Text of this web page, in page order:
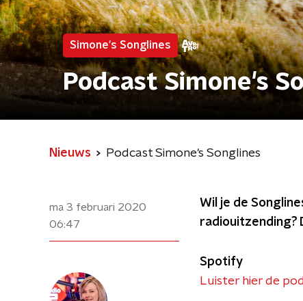
Simone's Songlines
Podcast Simone's
Nieuws Podcast Simone's Songlines
ma 3 februari 2020
06:47
Wil je de
radiouitzending?
Spotify
Luister hier de